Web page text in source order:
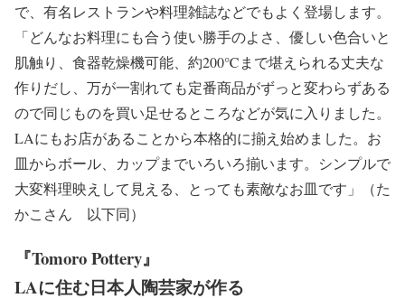
で、有名レストランや料理雑誌などでもよく登場します。
「どんなお料理にも合う使い勝手のよさ、優しい色合いと
肌触り、食器乾燥機可能、約200℃まで堪えられる丈夫な
作りだし、万が一割れても定番商品がずっと変わらずある
ので同じものを買い足せるところなどが気に入りました。
LAにもお店があることから本格的に揃え始めました。お
皿からボール、カップまでいろいろ揃います。シンプルで
大変料理映えして見える、とっても素敵なお皿です」（た
かこさん 以下同）
『Tomoro Pottery』
LAに住む日本人陶芸家が作る